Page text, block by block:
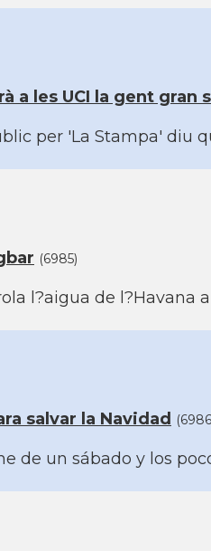
a les UCI la gent gran
per 'La Stampa' diu
(6985)
l?aigua de l?Havana
salvar la Navidad
de un sábado y los